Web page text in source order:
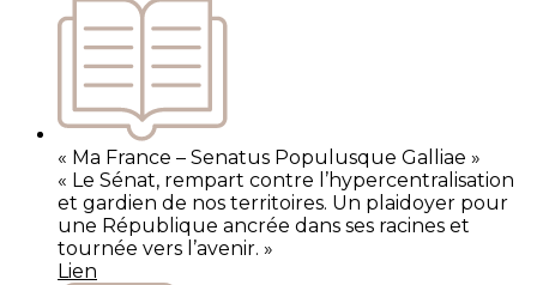
« Ma France – Senatus Populusque Galliae »
« Le Sénat, rempart contre l’hypercentralisation
et gardien de nos territoires. Un plaidoyer pour
une République ancrée dans ses racines et
tournée vers l’avenir. »
Lien